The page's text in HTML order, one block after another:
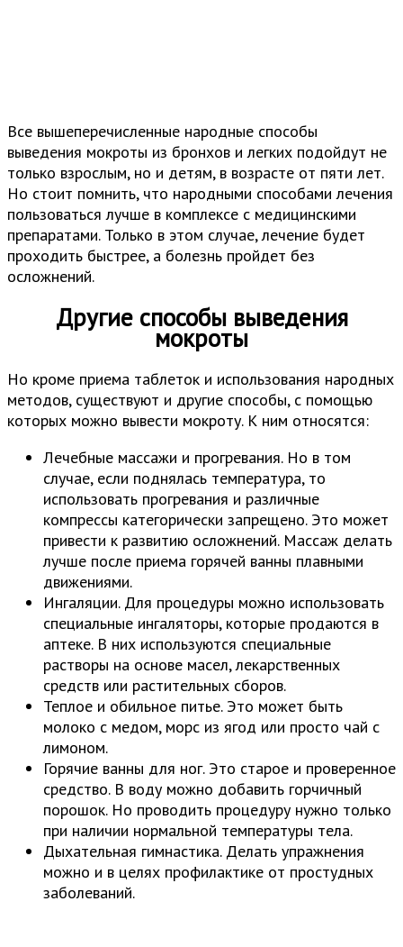
Все вышеперечисленные народные способы
выведения мокроты из бронхов и легких подойдут не
только взрослым, но и детям, в возрасте от пяти лет.
Но стоит помнить, что народными способами лечения
пользоваться лучше в комплексе с медицинскими
препаратами. Только в этом случае, лечение будет
проходить быстрее, а болезнь пройдет без
осложнений.
Другие способы выведения
мокроты
Но кроме приема таблеток и использования народных
методов, существуют и другие способы, с помощью
которых можно вывести мокроту. К ним относятся:
Лечебные массажи и прогревания. Но в том
случае, если поднялась температура, то
использовать прогревания и различные
компрессы категорически запрещено. Это может
привести к развитию осложнений. Массаж делать
лучше после приема горячей ванны плавными
движениями.
Ингаляции. Для процедуры можно использовать
специальные ингаляторы, которые продаются в
аптеке. В них используются специальные
растворы на основе масел, лекарственных
средств или растительных сборов.
Теплое и обильное питье. Это может быть
молоко с медом, морс из ягод или просто чай с
лимоном.
Горячие ванны для ног. Это старое и проверенное
средство. В воду можно добавить горчичный
порошок. Но проводить процедуру нужно только
при наличии нормальной температуры тела.
Дыхательная гимнастика. Делать упражнения
можно и в целях профилактике от простудных
заболеваний.